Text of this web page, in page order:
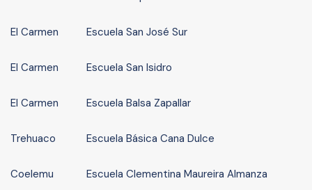
El Carmen Escuela San José Sur
El Carmen Escuela San Isidro
El Carmen Escuela Balsa Zapallar
Trehuaco Escuela Básica Cana Dulce
Coelemu Escuela Clementina Maureira Almanza